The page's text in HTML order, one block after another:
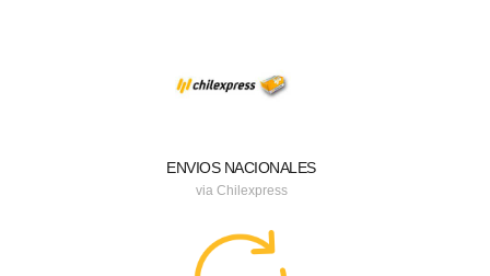
ENVIOS NACIONALES
via Chilexpress